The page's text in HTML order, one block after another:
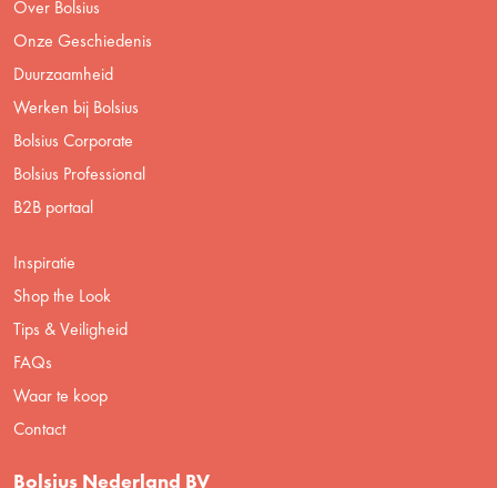
Over Bolsius
Onze Geschiedenis
Duurzaamheid
Werken bij Bolsius
Bolsius Corporate
Bolsius Professional
B2B portaal
Inspiratie
Shop the Look
Tips & Veiligheid
FAQs
Waar te koop
Contact
Bolsius Nederland BV